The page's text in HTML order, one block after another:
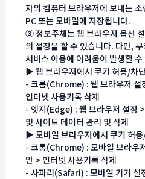
자의 컴퓨터 브라우저에 보내는
PC 또는 모바일에 저장됩니다.
③ 정보주체는 웹 브라우저 옵션
의 설정을 할 수 있습니다. 다만,
서비스 이용에 어려움이 발생할
▶ 웹 브라우저에서 쿠키 허용/차
- 크롬(Chrome) : 웹 브라우저 설
인터넷 사용기록 삭제
- 엣지(Edge) : 웹 브라우저 설정
및 사이트 데이터 관리 및 삭제
▶ 모바일 브라우저에서 쿠키 허
- 크롬(Chrome) : 모바일 브라우
안 > 인터넷 사용기록 삭제
- 사파리(Safari) : 모바일 기기